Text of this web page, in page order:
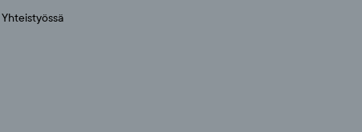
Yhteistyössä